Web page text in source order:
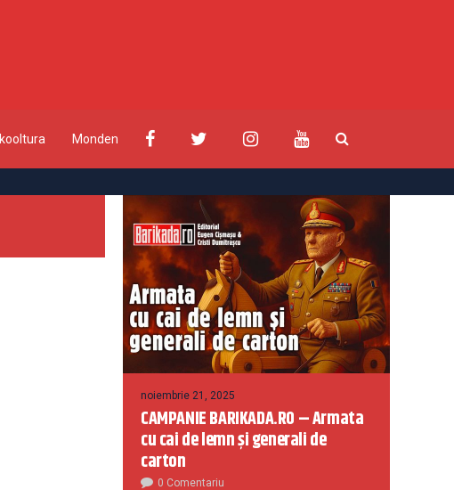
Monden
noiembrie 21, 2025
CAMPANIE BARIKADA.RO – Armata
cu cai de lemn și generali de
carton
0 Comentariu